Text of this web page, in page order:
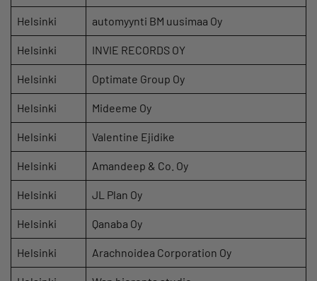
Helsinki automyynti BM uusimaa Oy
Helsinki INVIE RECORDS OY
Helsinki Optimate Group Oy
Helsinki Mideeme Oy
Helsinki Valentine Ejidike
Helsinki Amandeep & Co. Oy
Helsinki JL Plan Oy
Helsinki Qanaba Oy
Helsinki Arachnoidea Corporation Oy